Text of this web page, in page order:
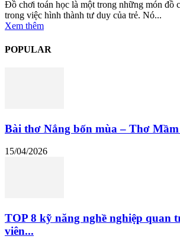
Đồ chơi toán học là một trong những món đồ
trong việc hình thành tư duy của trẻ. Nó...
Xem thêm
POPULAR
Bài thơ Nắng bốn mùa – Thơ
15/04/2026
TOP 8 kỹ năng nghề nghiệp quan
viên...